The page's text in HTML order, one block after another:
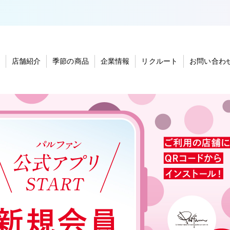
店舗紹介 季節の商品 企業情報 リクルート お問い合わ